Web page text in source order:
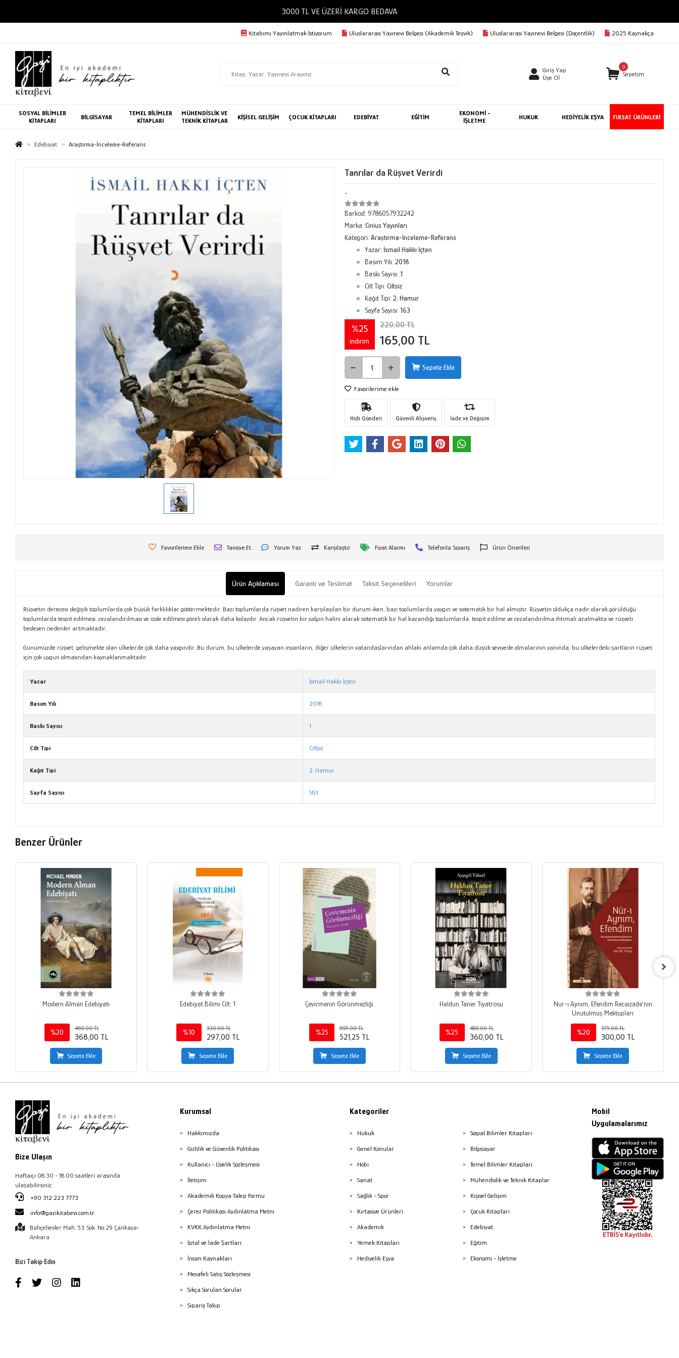
3000 TL VE ÜZERİ KARGO BEDAVA
Kitabımı Yayınlatmak İstiyorum Uluslararası Yayınevi Belgesi (Akademik Teşvik) Uluslararası Yayınevi Belgesi (Doçentlik) 2025 Kaynakça
Giriş Yap
Üye Ol
0
Sepetim
SOSYAL BİLİMLER
KİTAPLARI
BİLGİSAYAR
TEMEL BİLİMLER
KİTAPLARI
MÜHENDİSLİK VE
TEKNİK KİTAPLAR
KİŞİSEL GELİŞİM ÇOCUK KİTAPLARI EDEBİYAT EĞİTİM
EKONOMİ -
İŞLETME
HUKUK HEDİYELİK EŞYA FIRSAT ÜRÜNLERİ
Edebiyat Araştırma-İnceleme-Referans
Tanrılar da Rüşvet Verirdi
-
Barkod: 9786057932242
Marka: Cinius Yayınları
Kategori: Araştırma-İnceleme-Referans
Yazar: İsmail Hakkı İçten
Basım Yılı: 2018
Baskı Sayısı: 1
Cilt Tipi: Ciltsiz
Kağıt Tipi: 2. Hamur
Sayfa Sayısı: 163
%25
indirim
220,00 TL
165,00 TL
Sepete Ekle
Favorilerime ekle
Hızlı Gönderi Güvenli Alışveriş İade ve Değişim
Favorilerime Ekle Tavsiye Et Yorum Yaz Karşılaştır Fiyat Alarmı Telefonla Sipariş Ürün Önerileri
Ürün Açıklaması Garanti ve Teslimat Taksit Seçenekleri Yorumlar
Rüşvetin derecesi değişik toplumlarda çok büyük farklılıklar göstermektedir. Bazı toplumlarda rüşvet nadiren karşılaşılan bir durum iken, bazı toplumlarda yaygın ve sistematik bir hal almıştır. Rüşvetin oldukça nadir olarak görüldüğü
toplumlarda tespit edilmesi, cezalandırılması ve izole edilmesi göreli olarak daha kolaydır. Ancak rüşvetin bir salgın halini alarak sistematik bir hal kazandığı toplumlarda, tespit edilme ve cezalandırılma ihtimali azalmakta ve rüşveti
besleyen nedenler artmaktadır.
Günümüzde rüşvet, gelişmekte olan ülkelerde çok daha yaygındır. Bu durum, bu ülkelerde yaşayan insanların, diğer ülkelerin vatandaşlarından ahlaki anlamda çok daha düşük seviyede olmalarının yanında, bu ülkelerdeki şartların rüşvet
için çok uygun olmasından kaynaklanmaktadır.
Yazar İsmail Hakkı İçten
Basım Yılı 2018
Baskı Sayısı 1
Cilt Tipi Ciltsiz
Kağıt Tipi 2. Hamur
Sayfa Sayısı 163
Benzer Ürünler
Modern Alman Edebiyatı
%20
460,00 TL
368,00 TL
Sepete Ekle
Edebiyat Bilimi Cilt: 1
%10
330,00 TL
297,00 TL
Sepete Ekle
Çevirmenin Görünmezliği
%25
695,00 TL
521,25 TL
Sepete Ekle
Haldun Taner Tiyatrosu
%25
480,00 TL
360,00 TL
Sepete Ekle
Nur-ı Aynım, Efendim Recaizade'nin
Unutulmuş Mektupları
%20
375,00 TL
300,00 TL
Sepete Ekle
Bize Ulaşın
Haftaiçi 08:30 - 18:00 saatleri arasında
ulaşabilirsiniz.
+90 312 223 7773
info@gazikitabevi.com.tr
Bahçelievler Mah. 53. Sok. No:29 Çankaya-
Ankara
Bizi Takip Edin
Kurumsal
Hakkımızda
Gizlilik ve Güvenlik Politikası
Kullanıcı - Üyelik Sözleşmesi
İletişim
Akademik Kopya Talep Formu
Çerez Politikası Aydınlatma Metni
KVKK Aydınlatma Metni
İptal ve İade Şartları
İnsan Kaynakları
Mesafeli Satış Sözleşmesi
Sıkça Sorulan Sorular
Sipariş Takip
Kategoriler
Hukuk
Genel Konular
Hobi
Sanat
Sağlık - Spor
Kırtasiye Ürünleri
Akademik
Yemek Kitapları
Hediyelik Eşya
Sosyal Bilimler Kitapları
Bilgisayar
Temel Bilimler Kitapları
Mühendislik ve Teknik Kitaplar
Kişisel Gelişim
Çocuk Kitapları
Edebiyat
Eğitim
Ekonomi - İşletme
Mobil
Uygulamalarımız